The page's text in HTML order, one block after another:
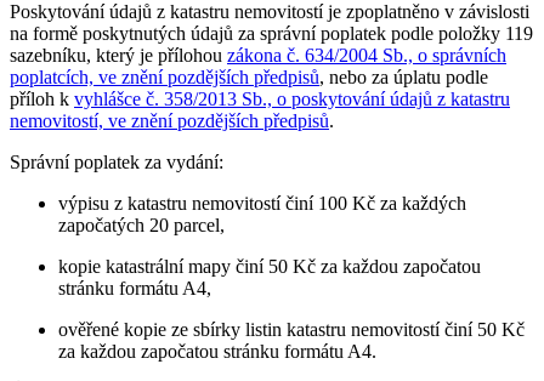
Poskytování údajů z katastru nemovitostí je zpoplatněno v závislosti
na formě poskytnutých údajů za správní poplatek podle položky 119
sazebníku, který je přílohou zákona č. 634/2004 Sb., o správních
poplatcích, ve znění pozdějších předpisů, nebo za úplatu podle
příloh k vyhlášce č. 358/2013 Sb., o poskytování údajů z katastru
nemovitostí, ve znění pozdějších předpisů.
Správní poplatek za vydání:
výpisu z katastru nemovitostí činí 100 Kč za každých
započatých 20 parcel,
kopie katastrální mapy činí 50 Kč za každou započatou
stránku formátu A4,
ověřené kopie ze sbírky listin katastru nemovitostí činí 50 Kč
za každou započatou stránku formátu A4.